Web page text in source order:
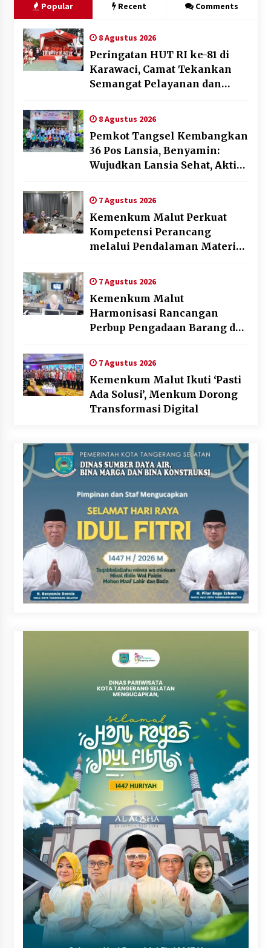
Popular Recent Comments
8 Agustus 2026
Peringatan HUT RI ke-81 di
Karawaci, Camat Tekankan
Semangat Pelayanan dan
8 Agustus 2026
Pemkot Tangsel Kembangkan
36 Pos Lansia, Benyamin:
Wujudkan Lansia Sehat, Aktif,
7 Agustus 2026
Kemenkum Malut Perkuat
Kompetensi Perancang
melalui Pendalaman Materi
Daerah
7 Agustus 2026
Kemenkum Malut
Harmonisasi Rancangan
Perbup Pengadaan Barang dan
7 Agustus 2026
Kemenkum Malut Ikuti ‘Pasti
Ada Solusi’, Menkum Dorong
Transformasi Digital